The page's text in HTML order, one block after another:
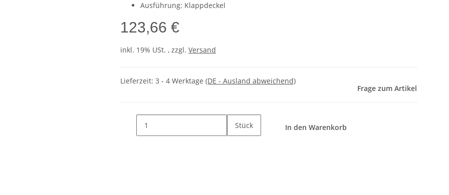
Ausführung: Klappdeckel
123,66 €
inkl. 19% USt. , zzgl. Versand
Lieferzeit: 3 - 4 Werktage (DE - Ausland abweichend)
Frage zum Artikel
Stück In den Warenkorb